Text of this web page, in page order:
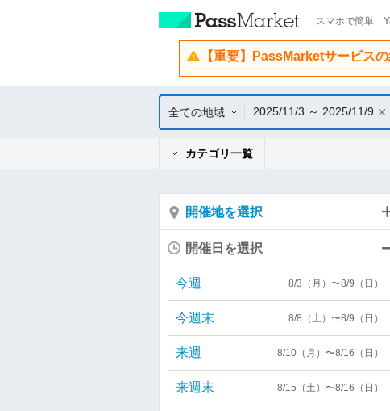
スマホで簡単
【重要】PassMarketサービス
全ての地域 2025/11/3 ～ 2025/11/9
カテゴリ一覧
開催地を選択
開催日を選択
今週 8/3（月）〜8/9（日）
今週末 8/8（土）〜8/9（日）
来週 8/10（月）〜8/16（日）
来週末 8/15（土）〜8/16（日）